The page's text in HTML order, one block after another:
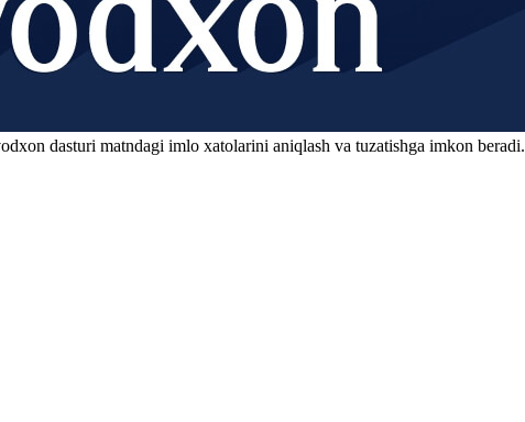
dasturi matndagi imlo xatolarini aniqlash va tuzatishga imkon beradi.